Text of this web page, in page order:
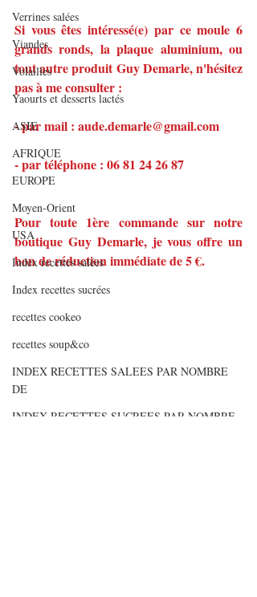
Verrines salées
Viandes
Volailles
Yaourts et desserts lactés
ASIE
AFRIQUE
EUROPE
Moyen-Orient
USA
Index recettes salées
Index recettes sucrées
recettes cookeo
recettes soup&co
INDEX RECETTES SALEES PAR NOMBRE
DE
INDEX RECETTES SUCREES PAR NOMBRE
Si vous êtes intéressé(e) par ce moule 6
grands ronds, la plaque aluminium, ou
tout autre produit Guy Demarle, n'hésitez
pas à me consulter :
- par mail : aude.demarle@gmail.com
- par téléphone : 06 81 24 26 87
Pour toute 1ère commande sur notre
boutique Guy Demarle, je vous offre un
bon de réduction immédiate de 5 €.